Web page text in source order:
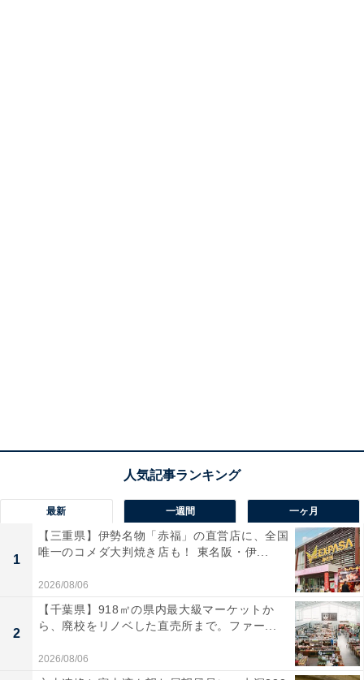
最新 一週間 一ヶ月
1
【三重県】伊勢名物「赤福」の直営店に、全国
唯一のコメダ大判焼き店も！ 東名阪・伊...
2026/08/06
2
【千葉県】918㎡の県内最大級マーケットか
ら、廃校をリノベした直売所まで。ファー...
2026/08/06